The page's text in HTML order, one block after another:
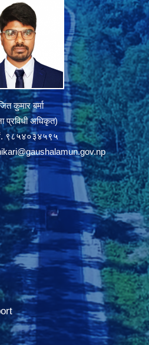
कुमार बर्मा
प्रविधी अधिकृत)
९८५४०३४५९५